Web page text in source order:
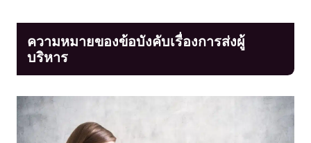
ความหมายของข้อบังคับเรื่องการส่งผู้
บริหาร